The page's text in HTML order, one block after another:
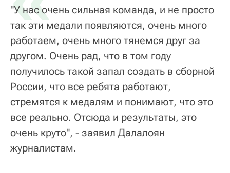
"У нас очень сильная команда, и не просто
так эти медали появляются, очень много
работаем, очень много тянемся друг за
другом. Очень рад, что в том году
получилось такой запал создать в сборной
России, что все ребята работают,
стремятся к медалям и понимают, что это
все реально. Отсюда и результаты, это
очень круто", - заявил Далалоян
журналистам.